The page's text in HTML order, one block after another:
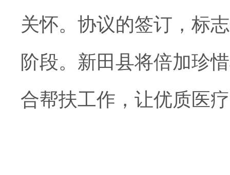
关怀。协议的签订，标
阶段。新田县将倍加珍
合帮扶工作，让优质医